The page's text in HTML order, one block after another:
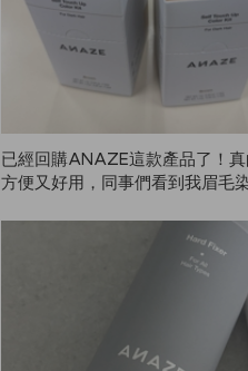
已經回購ANAZE這款產品了！
方便又好用，同事們看到我眉毛